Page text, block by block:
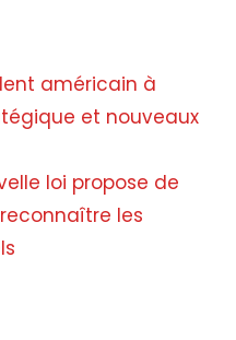
américain à
et nouveaux
loi propose de
les